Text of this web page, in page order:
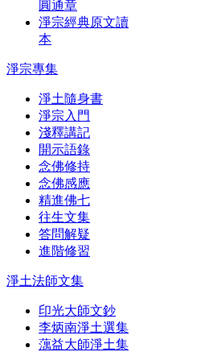
圓通章
淨宗經典原文讀
本
淨宗專集
淨土隨身書
淨宗入門
淺釋講記
開示語錄
念佛修持
念佛感應
精進佛七
往生文集
答問解疑
進階修習
淨土法師文集
印光大師文鈔
李炳南淨土選集
蕅益大師淨土集